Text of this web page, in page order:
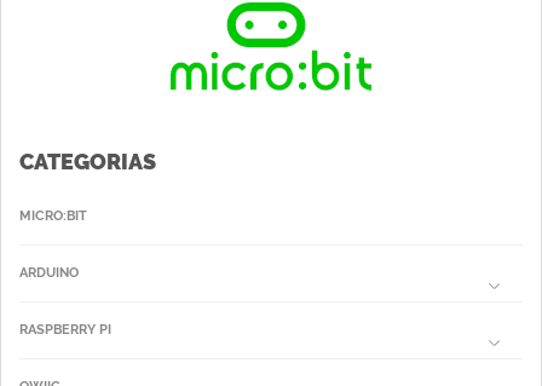
CATEGORIAS
MICRO:BIT
ARDUINO
RASPBERRY PI